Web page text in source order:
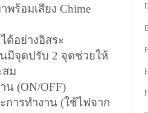
พร้อมเสียง Chime
ด้อย่างอิสระ
มีจุดปรับ 2 จุดช่วยให้
สม
น (ON/OFF)
การทำงาน (ใช้ไฟจาก